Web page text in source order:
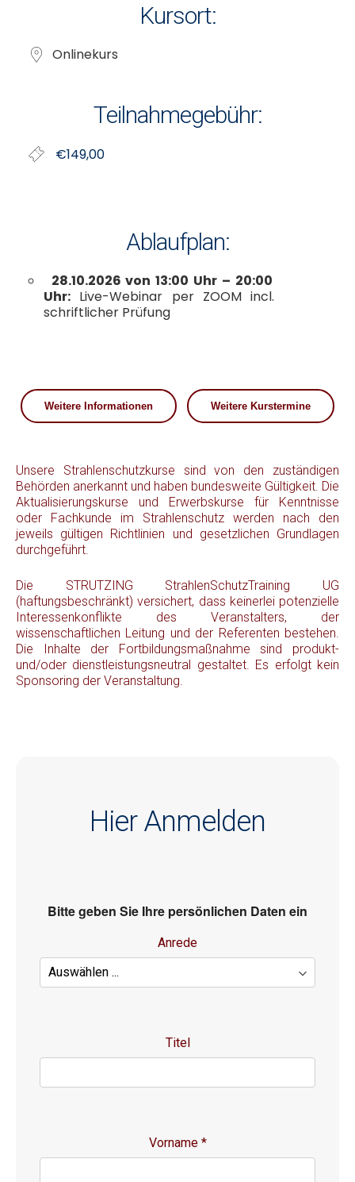
Kursort:
Onlinekurs
Teilnahmegebühr:
€149,00
Ablaufplan:
28.10.2026 von 13:00 Uhr – 20:00
Uhr: Live-Webinar per ZOOM incl.
schriftlicher Prüfung
Weitere Informationen Weitere Kurstermine
Unsere Strahlenschutzkurse sind von den zuständigen
Behörden anerkannt und haben bundesweite Gültigkeit. Die
Aktualisierungskurse und Erwerbskurse für Kenntnisse
oder Fachkunde im Strahlenschutz werden nach den
jeweils gültigen Richtlinien und gesetzlichen Grundlagen
durchgeführt.
Die STRUTZING StrahlenSchutzTraining UG
(haftungsbeschränkt) versichert, dass keinerlei potenzielle
Interessenkonflikte des Veranstalters, der
wissenschaftlichen Leitung und der Referenten bestehen.
Die Inhalte der Fortbildungsmaßnahme sind produkt-
und/oder dienstleistungsneutral gestaltet. Es erfolgt kein
Sponsoring der Veranstaltung.
Hier Anmelden
Bitte geben Sie Ihre persönlichen Daten ein
Anrede
Titel
Vorname *